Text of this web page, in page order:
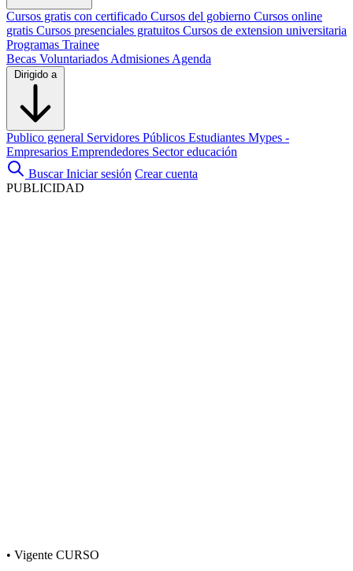
Cursos gratis con certificado Cursos del gobierno Cursos online
gratis Cursos presenciales gratuitos Cursos de extension universitaria
Programas Trainee
Becas Voluntariados Admisiones Agenda
Dirigido a
Publico general Servidores Públicos Estudiantes Mypes -
Empresarios Emprendedores Sector educación
Buscar Iniciar sesión Crear cuenta
PUBLICIDAD
• Vigente CURSO